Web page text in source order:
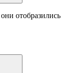
отобразились